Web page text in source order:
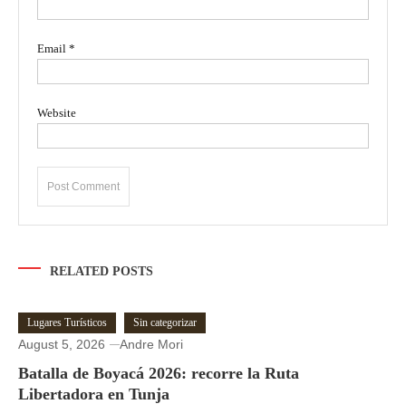
Email *
Website
RELATED POSTS
Lugares Turísticos Sin categorizar
August 5, 2026 Andre Mori
Batalla de Boyacá 2026: recorre la Ruta
Libertadora en Tunja